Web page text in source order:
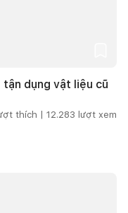
dụng vật liệu cũ
thích | 12.283 lượt xem